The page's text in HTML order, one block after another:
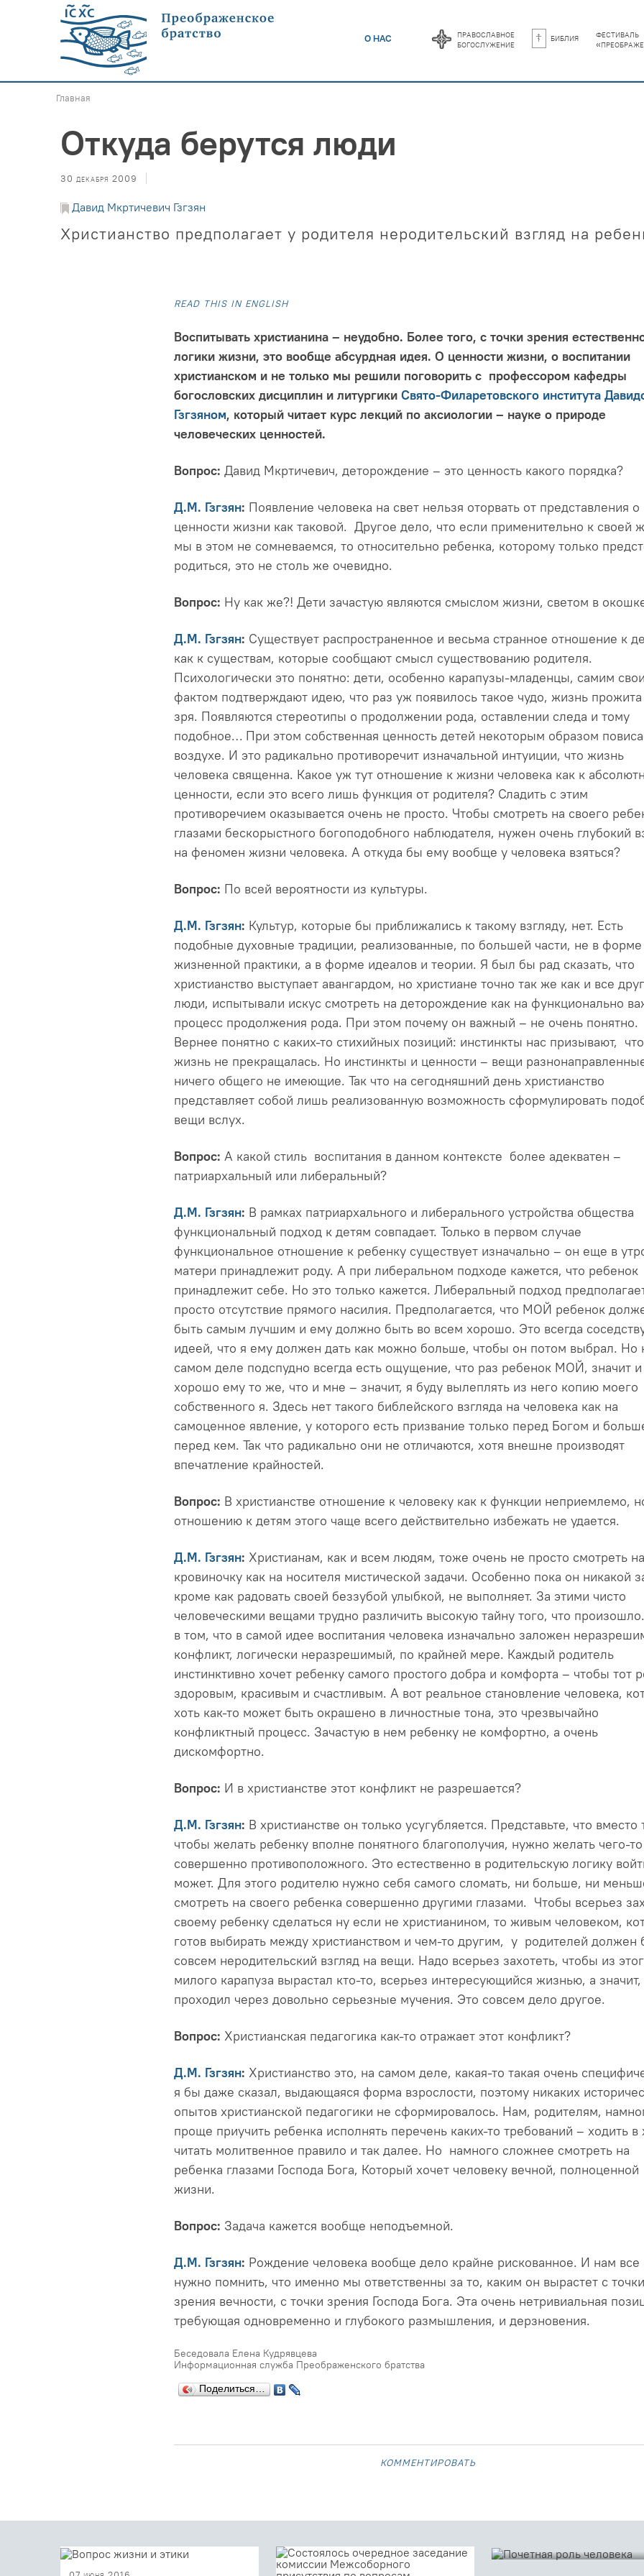
О НАС православное
богослужение библия фестиваль
Главная
Откуда берутся люди
30 декабря 2009
Давид Мкртичевич Гзгзян
Христианство предполагает у родителя неродительский взгляд на
read this in english
Воспитывать христианина – неудобно. Более того, с точки зрения
логики жизни, это вообще абсурдная идея. О ценности жизни, о воспитании
христианском и не только мы решили поговорить с профессором кафедры
богословских дисциплин и литургики Свято-Филаретовского института
Гзгзяном, который читает курс лекций по аксиологии – науке о природе
человеческих ценностей.
Вопрос: Давид Мкртичевич, деторождение – это ценность какого порядка?
Д.М. Гзгзян: Появление человека на свет нельзя оторвать от представления о
ценности жизни как таковой. Другое дело, что если применительно к своей
мы в этом не сомневаемся, то относительно ребенка, которому только
родиться, это не столь же очевидно.
Вопрос: Ну как же?! Дети зачастую являются смыслом жизни, светом в
Д.М. Гзгзян: Существует распространенное и весьма странное отношение к
как к существам, которые сообщают смысл существованию родителя.
Психологически это понятно: дети, особенно карапузы-младенцы, самим
фактом подтверждают идею, что раз уж появилось такое чудо, жизнь
зря. Появляются стереотипы о продолжении рода, оставлении следа и тому
подобное… При этом собственная ценность детей некоторым образом
воздухе. И это радикально противоречит изначальной интуиции, что жизнь
человека священна. Какое уж тут отношение к жизни человека как к
ценности, если это всего лишь функция от родителя? Сладить с этим
противоречием оказывается очень не просто. Чтобы смотреть на своего
глазами бескорыстного богоподобного наблюдателя, нужен очень глубокий
на феномен жизни человека. А откуда бы ему вообще у человека взяться?
Вопрос: По всей вероятности из культуры.
Д.М. Гзгзян: Культур, которые бы приближались к такому взгляду, нет. Есть
подобные духовные традиции, реализованные, по большей части, не в форме
жизненной практики, а в форме идеалов и теории. Я был бы рад сказать, что
христианство выступает авангардом, но христиане точно так же как и все
люди, испытывали искус смотреть на деторождение как на функционально
процесс продолжения рода. При этом почему он важный – не очень понятно.
Вернее понятно с каких-то стихийных позиций: инстинкты нас призывают,
жизнь не прекращалась. Но инстинкты и ценности – вещи
ничего общего не имеющие. Так что на сегодняшний день христианство
представляет собой лишь реализованную возможность сформулировать
вещи вслух.
Вопрос: А какой стиль воспитания в данном контексте более адекватен –
патриархальный или либеральный?
Д.М. Гзгзян: В рамках патриархального и либерального устройства общества
функциональный подход к детям совпадает. Только в первом случае
функциональное отношение к ребенку существует изначально – он еще в
матери принадлежит роду. А при либеральном подходе кажется, что ребенок
принадлежит себе. Но это только кажется. Либеральный подход
просто отсутствие прямого насилия. Предполагается, что МОЙ ребенок
быть самым лучшим и ему должно быть во всем хорошо. Это всегда
идеей, что я ему должен дать как можно больше, чтобы он потом выбрал. Но
самом деле подспудно всегда есть ощущение, что раз ребенок МОЙ, значит и
хорошо ему то же, что и мне – значит, я буду вылеплять из него копию моего
собственного я. Здесь нет такого библейского взгляда на человека как на
самоценное явление, у которого есть призвание только перед Богом и
перед кем. Так что радикально они не отличаются, хотя внешне производят
впечатление крайностей.
Вопрос: В христианстве отношение к человеку как к функции неприемлемо,
отношению к детям этого чаще всего действительно избежать не удается.
Д.М. Гзгзян: Христианам, как и всем людям, тоже очень не просто смотреть
кровиночку как на носителя мистической задачи. Особенно пока он никакой
кроме как радовать своей беззубой улыбкой, не выполняет. За этими чисто
человеческими вещами трудно различить высокую тайну того, что
в том, что в самой идее воспитания человека изначально заложен
конфликт, логически неразрешимый, по крайней мере. Каждый родитель
инстинктивно хочет ребенку самого простого добра и комфорта – чтобы тот
здоровым, красивым и счастливым. А вот реальное становление человека,
хоть как-то может быть окрашено в личностные тона, это чрезвычайно
конфликтный процесс. Зачастую в нем ребенку не комфортно, а очень
дискомфортно.
Вопрос: И в христианстве этот конфликт не разрешается?
Д.М. Гзгзян: В христианстве он только усугубляется. Представьте, что вместо
чтобы желать ребенку вполне понятного благополучия, нужно желать чего-то
совершенно противоположного. Это естественно в родительскую логику
может. Для этого родителю нужно себя самого сломать, ни больше, ни
смотреть на своего ребенка совершенно другими глазами. Чтобы всерьез
своему ребенку сделаться ну если не христианином, то живым человеком,
готов выбирать между христианством и чем-то другим, у родителей должен
совсем неродительский взгляд на вещи. Надо всерьез захотеть, чтобы из
милого карапуза вырастал кто-то, всерьез интересующийся жизнью, а значит,
проходил через довольно серьезные мучения. Это совсем дело другое.
Вопрос: Христианская педагогика как-то отражает этот конфликт?
Д.М. Гзгзян: Христианство это, на самом деле, какая-то такая очень
я бы даже сказал, выдающаяся форма взрослости, поэтому никаких
опытов христианской педагогики не сформировалось. Нам, родителям,
проще приучить ребенка исполнять перечень каких-то требований – ходить в
читать молитвенное правило и так далее. Но намного сложнее смотреть на
ребенка глазами Господа Бога, Который хочет человеку вечной, полноценной
жизни.
Вопрос: Задача кажется вообще неподъемной.
Д.М. Гзгзян: Рождение человека вообще дело крайне рискованное. И нам все
нужно помнить, что именно мы ответственны за то, каким он вырастет с точки
зрения вечности, с точки зрения Господа Бога. Эта очень нетривиальная
требующая одновременно и глубокого размышления, и дерзновения.
Беседовала Елена Кудрявцева
Информационная служба Преображенского братства
Поделиться…
комментировать